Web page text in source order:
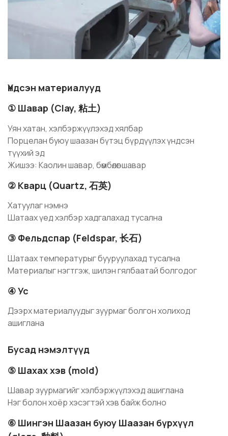
Үндсэн материалууд
① Шавар (Clay, 粘土)
Уян хатан, хэлбэржүүлэхэд хялбар
Порцелан буюу шаазан бүтэц бүрдүүлэх үндсэн
түүхий эд
Жишээ: Каолин шавар, бөмбөлөг шавар
② Кварц (Quartz, 石英)
Хатуулаг нэмнэ
Шатаах үед хэлбэр хадгалахад тусална
③ Фельдспар (Feldspar, 长石)
Шатаах температурыг бууруулахад тусална
Материалыг нэгтгэж, шилэн гялбаатай болгодог
④ Ус
Дээрх материалуудыг зуурмаг болгон холиход
ашиглана
Бусад нэмэлтүүд
⑤ Шахах хэв (mold)
Шавар зуурмагийг хэлбэржүүлэхэд ашиглана
Нэг болон хоёр хэсэгтэй хэв байж болно
⑥ Шингэн Шаазан буюу Шаазан бүрхүүл